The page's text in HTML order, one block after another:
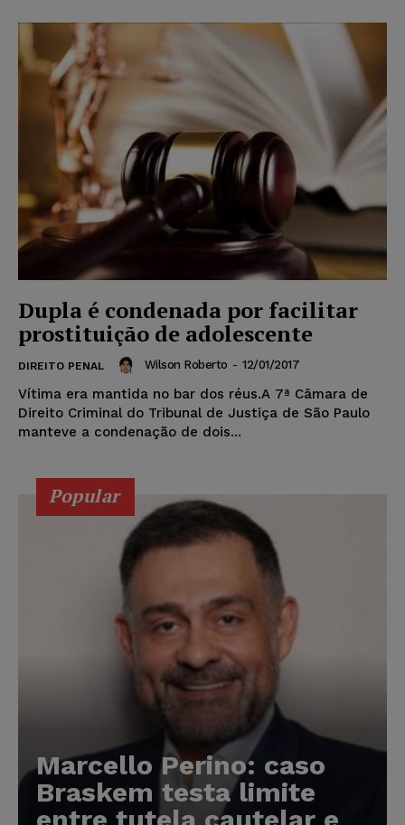
Dupla é condenada por facilitar
prostituição de adolescente
DIREITO PENAL Wilson Roberto - 12/01/2017
Vítima era mantida no bar dos réus.A 7ª Câmara de
Direito Criminal do Tribunal de Justiça de São Paulo
manteve a condenação de dois...
Popular
Marcello Perino: caso
Braskem testa limite